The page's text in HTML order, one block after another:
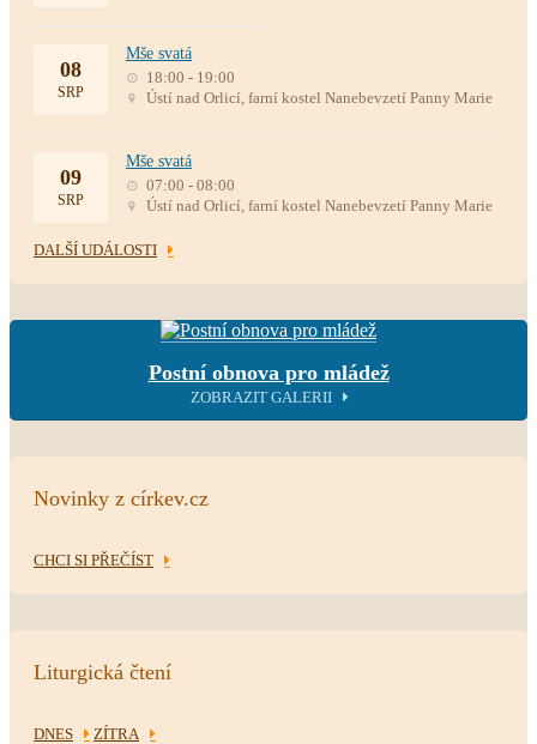
08
SRP
Mše svatá
18:00 - 19:00
Ústí nad Orlicí, farní kostel Nanebevzetí Panny Marie
09
SRP
Mše svatá
07:00 - 08:00
Ústí nad Orlicí, farní kostel Nanebevzetí Panny Marie
DALŠÍ UDÁLOSTI
Postní obnova pro mládež
ZOBRAZIT GALERII
Novinky z církev.cz
CHCI SI PŘEČÍST
Liturgická čtení
DNES
ZÍTRA